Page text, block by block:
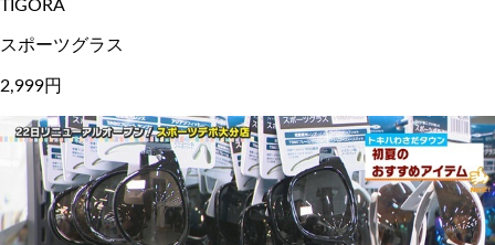
TIGORA
スポーツグラス
2,999円